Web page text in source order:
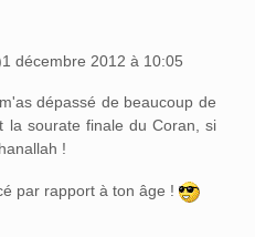
1 décembre 2012 à 10:05
dépassé de beaucoup de
la sourate finale du Coran, si
!
par rapport à ton âge !